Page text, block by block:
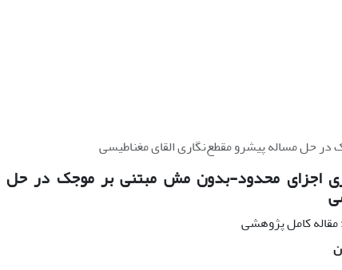
حل مساله پیشرو مقطع‌نگاری القای مغناطیسی
اجزای محدود-بدون ‌مش مبتنی بر موجک در حل
مقاله کامل پژوهشی